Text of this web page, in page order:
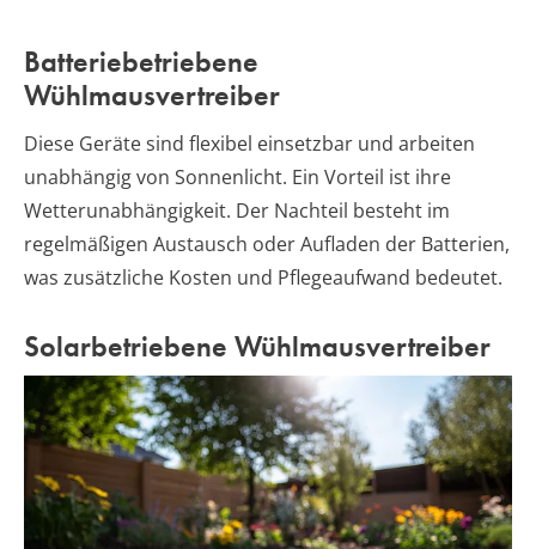
Batteriebetriebene
Wühlmausvertreiber
Diese Geräte sind flexibel einsetzbar und arbeiten
unabhängig von Sonnenlicht. Ein Vorteil ist ihre
Wetterunabhängigkeit. Der Nachteil besteht im
regelmäßigen Austausch oder Aufladen der Batterien,
was zusätzliche Kosten und Pflegeaufwand bedeutet.
Solarbetriebene Wühlmausvertreiber